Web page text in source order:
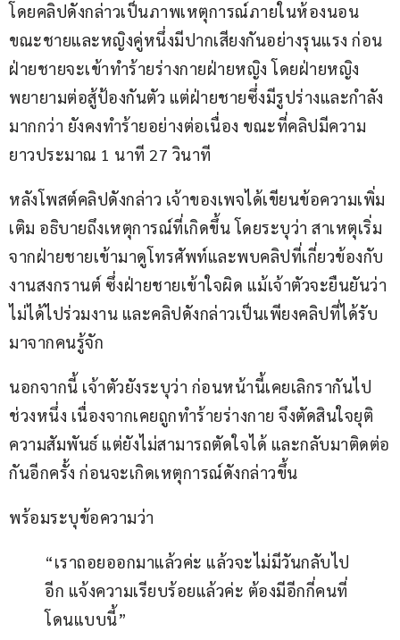
โดยคลิปดังกล่าวเป็นภาพเหตุการณ์ภายในห้องนอน
ขณะชายและหญิงคู่หนึ่งมีปากเสียงกันอย่างรุนแรง ก่อน
ฝ่ายชายจะเข้าทำร้ายร่างกายฝ่ายหญิง โดยฝ่ายหญิง
พยายามต่อสู้ป้องกันตัว แต่ฝ่ายชายซึ่งมีรูปร่างและกำลัง
มากกว่า ยังคงทำร้ายอย่างต่อเนื่อง ขณะที่คลิปมีความ
ยาวประมาณ 1 นาที 27 วินาที
หลังโพสต์คลิปดังกล่าว เจ้าของเพจได้เขียนข้อความเพิ่ม
เติม อธิบายถึงเหตุการณ์ที่เกิดขึ้น โดยระบุว่า สาเหตุเริ่ม
จากฝ่ายชายเข้ามาดูโทรศัพท์และพบคลิปที่เกี่ยวข้องกับ
งานสงกรานต์ ซึ่งฝ่ายชายเข้าใจผิด แม้เจ้าตัวจะยืนยันว่า
ไม่ได้ไปร่วมงาน และคลิปดังกล่าวเป็นเพียงคลิปที่ได้รับ
มาจากคนรู้จัก
นอกจากนี้ เจ้าตัวยังระบุว่า ก่อนหน้านี้เคยเลิกรากันไป
ช่วงหนึ่ง เนื่องจากเคยถูกทำร้ายร่างกาย จึงตัดสินใจยุติ
ความสัมพันธ์ แต่ยังไม่สามารถตัดใจได้ และกลับมาติดต่อ
กันอีกครั้ง ก่อนจะเกิดเหตุการณ์ดังกล่าวขึ้น
พร้อมระบุข้อความว่า
“เราถอยออกมาแล้วค่ะ แล้วจะไม่มีวันกลับไป
อีก แจ้งความเรียบร้อยแล้วค่ะ ต้องมีอีกกี่คนที่
โดนแบบนี้”